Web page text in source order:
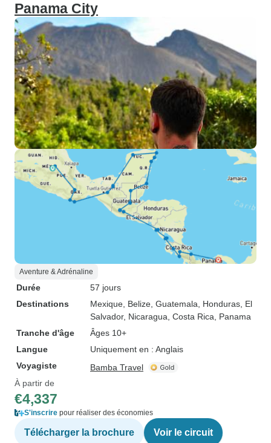
Panama City
Aventure & Adrénaline
Durée
57 jours
Destinations
Mexique , Belize , Guatemala , Honduras , El
Salvador, Nicaragua , Costa Rica , Panama
Tranche d'âge
Âges 10+
Langue
Uniquement en : Anglais
Voyagiste
Bamba Travel
À partir de
€4,337
S'inscrire pour réaliser des économies
Télécharger la brochure Voir le circuit